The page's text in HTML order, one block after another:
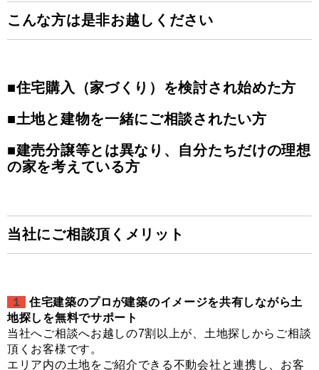
こんな方は是非お越しください
■住宅購入（家づくり）を検討され始めた方
■土地と建物を一緒にご相談されたい方
■建売分譲等とは異なり、自分たちだけの理想
の家を考えている方
当社にご相談頂くメリット
１ 住宅建築のプロが建築のイメージを共有しながら土
地探しを無料でサポート
当社へご相談へお越しの7割以上が、土地探しからご相談
頂くお客様です。
エリア内の土地をご紹介できる不動会社と連携し、お客